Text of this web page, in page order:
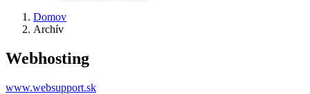
Domov
Archív
Webhosting
www.websupport.sk